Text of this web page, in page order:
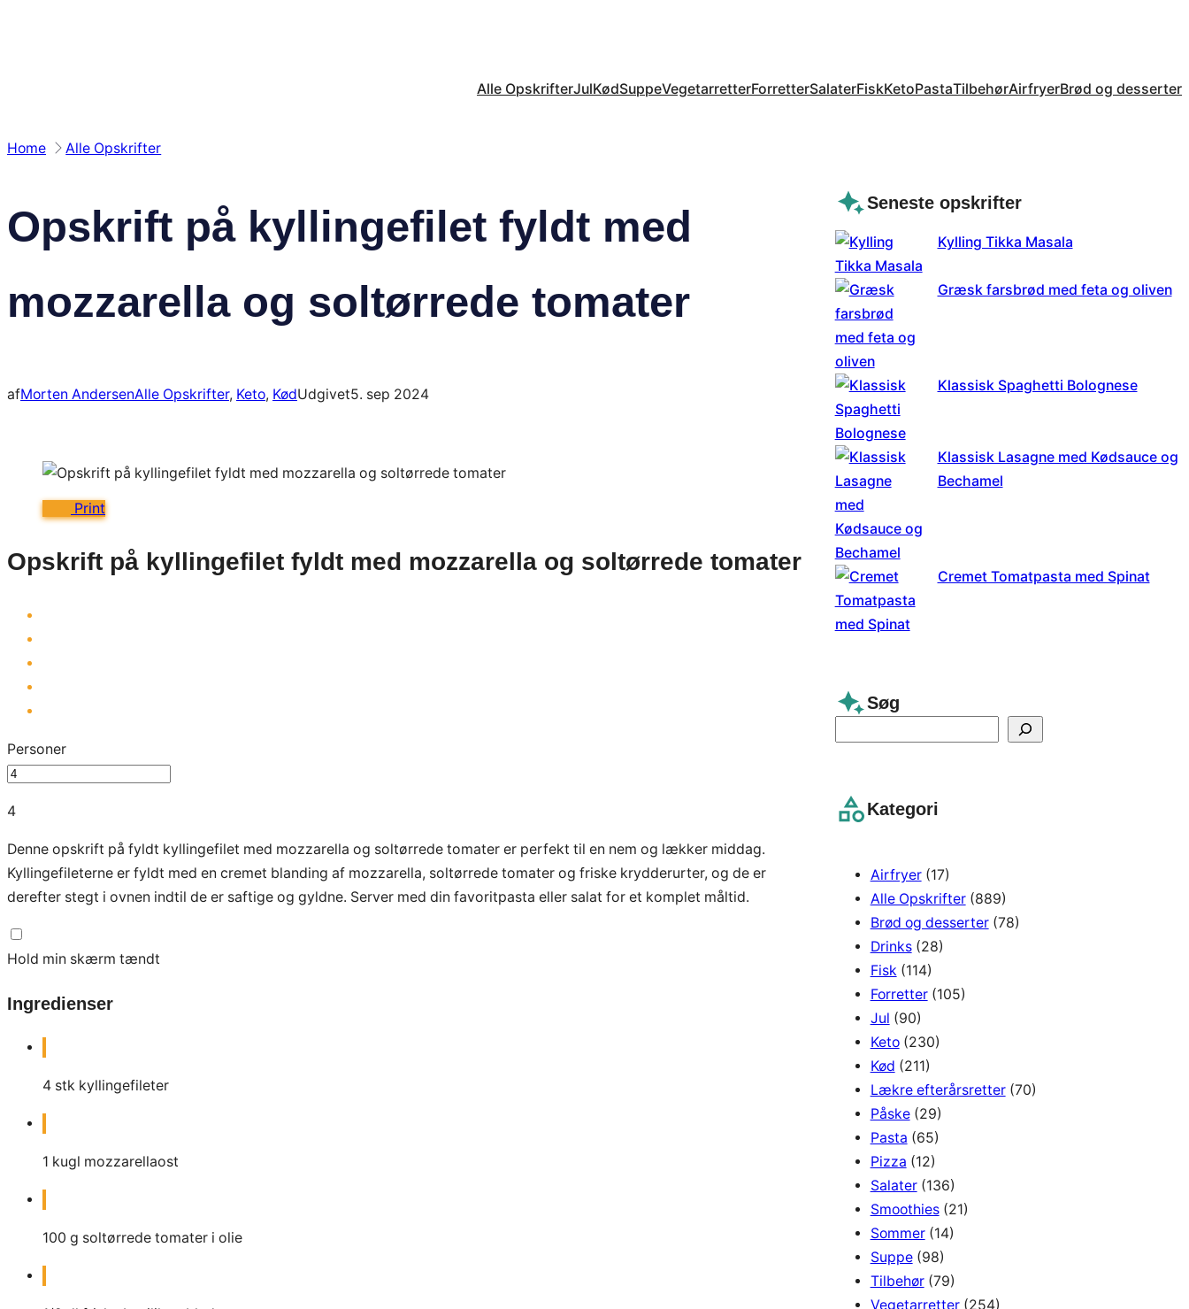
Alle OpskrifterJulKødSuppeVegetarretterForretterSalaterFiskKetoPastaTilbehørAirfryerBrød og desserter
Home Alle Opskrifter
Opskrift på kyllingefilet fyldt med
mozzarella og soltørrede tomater
afMorten AndersenAlle Opskrifter, Keto, KødUdgivet5. sep 2024
Print
Opskrift på kyllingefilet fyldt med mozzarella og soltørrede tomater
Personer
4
Denne opskrift på fyldt kyllingefilet med mozzarella og soltørrede tomater er perfekt til en nem og lækker middag.
Kyllingefileterne er fyldt med en cremet blanding af mozzarella, soltørrede tomater og friske krydderurter, og de er
derefter stegt i ovnen indtil de er saftige og gyldne. Server med din favoritpasta eller salat for et komplet måltid.
Hold min skærm tændt
Ingredienser
4 stk kyllingefileter
1 kugl mozzarellaost
100 g soltørrede tomater i olie
Seneste opskrifter
Kylling Tikka Masala
Græsk farsbrød med feta og oliven
Klassisk Spaghetti Bolognese
Klassisk Lasagne med Kødsauce og
Bechamel
Cremet Tomatpasta med Spinat
Søg
c
Kategori
Airfryer(17)
Alle Opskrifter(889)
Brød og desserter(78)
Drinks(28)
Fisk (114)
Forretter(105)
Jul (90)
Keto(230)
Kød (211)
Lækre efterårsretter(70)
Påske(29)
Pasta (65)
Pizza (12)
Salater(136)
Smoothies(21)
Sommer(14)
Suppe(98)
Tilbehør(79)
Vegetarretter(254)